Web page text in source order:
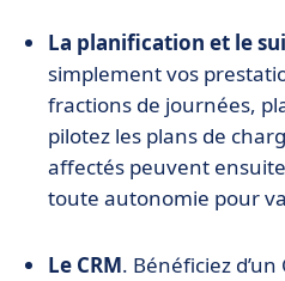
La planification et le
simplement vos
fractions de journées,
pilotez les plans de
affectés peuvent
toute autonomie pour
Le CRM. Bénéficiez